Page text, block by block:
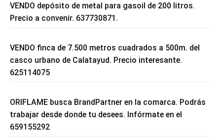
VENDO depósito de metal para gasoil de 200 litros.
Precio a convenir. 637730871.
VENDO finca de 7.500 metros cuadrados a 500m. del
casco urbano de Calatayud. Precio interesante.
625114075
ORIFLAME busca BrandPartner en la comarca. Podrás
trabajar desde donde tu desees. Infórmate en el
659155292